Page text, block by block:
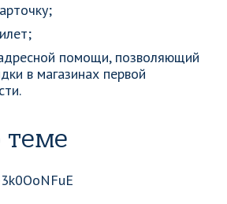
помощи, позволяющий
в магазинах первой
теме